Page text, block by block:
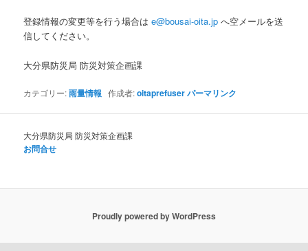
登録情報の変更等を行う場合はe@bousai-oita.jp へ空メールを送
信してください。
大分県防災局 防災対策企画課
カテゴリー:雨量情報 作成者:oitaprefuserパーマリンク
大分県防災局 防災対策企画課
お問合せ
Proudly powered by WordPress